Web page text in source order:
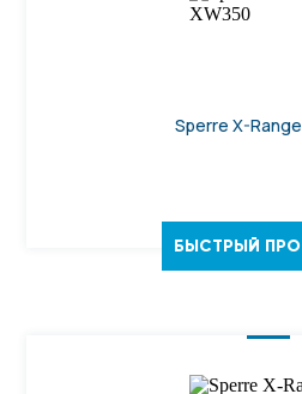
Sperre X-
БЫСТРЫЙ